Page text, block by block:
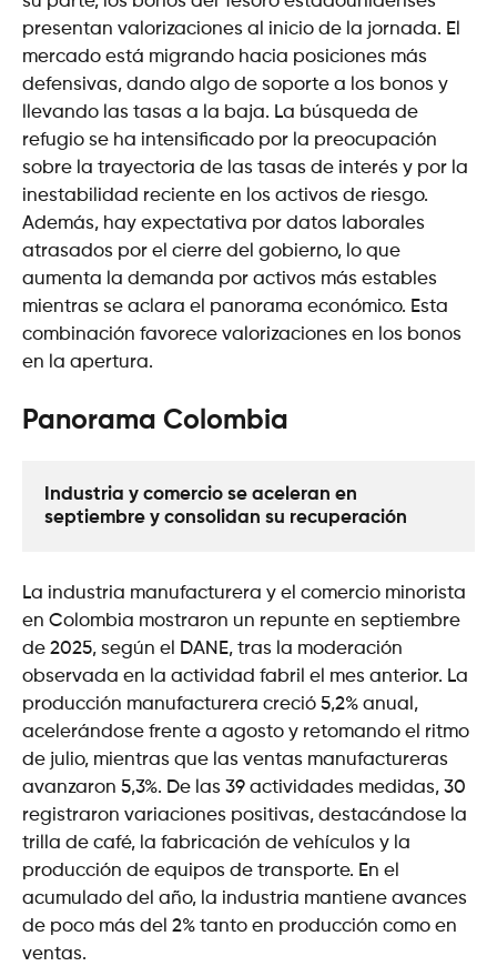
presentan valorizaciones al inicio de la jornada. El
mercado está migrando hacia posiciones más
defensivas, dando algo de soporte a los bonos y
llevando las tasas a la baja. La búsqueda de
refugio se ha intensificado por la preocupación
sobre la trayectoria de las tasas de interés y por la
inestabilidad reciente en los activos de riesgo.
Además, hay expectativa por datos laborales
atrasados por el cierre del gobierno, lo que
aumenta la demanda por activos más estables
mientras se aclara el panorama económico. Esta
combinación favorece valorizaciones en los bonos
en la apertura.
Panorama Colombia
Industria y comercio se aceleran en
septiembre y consolidan su recuperación
La industria manufacturera y el comercio minorista
en Colombia mostraron un repunte en septiembre
de 2025, según el DANE, tras la moderación
observada en la actividad fabril el mes anterior. La
producción manufacturera creció 5,2% anual,
acelerándose frente a agosto y retomando el ritmo
de julio, mientras que las ventas manufactureras
avanzaron 5,3%. De las 39 actividades medidas, 30
registraron variaciones positivas, destacándose la
trilla de café, la fabricación de vehículos y la
producción de equipos de transporte. En el
acumulado del año, la industria mantiene avances
de poco más del 2% tanto en producción como en
ventas.